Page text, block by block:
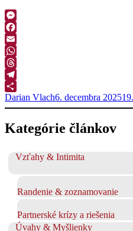
Messenger
Facebook
Email
WhatsApp
Threads
Telegram
Zdieľať
Darian Vlach6. decembra 2025
Kategórie článkov
Vzťahy & Intimita
Randenie & zoznamovanie
Partnerské krízy a riešenia
Úvahy & Myšlienky